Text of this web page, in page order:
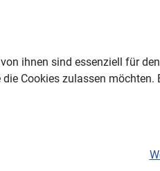
ihnen sind essenziell für
Cookies zulassen